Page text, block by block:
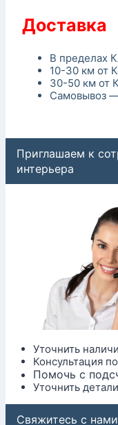
Доставка
В пределах
10-30 км от
30-50 км от
Самовывоз
Приглашаем к
интерьера
Уточнить
Консультация
Помочь с
Уточнить
Свяжитесь с